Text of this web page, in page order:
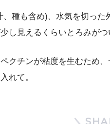
、種も含め)、水気を切っ
し見えるくらいとろみがつ
クチンが粘度を生むため
れて。